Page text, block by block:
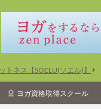
ネス【SOELU(ソエル)】
ヨガ資格取得スクール